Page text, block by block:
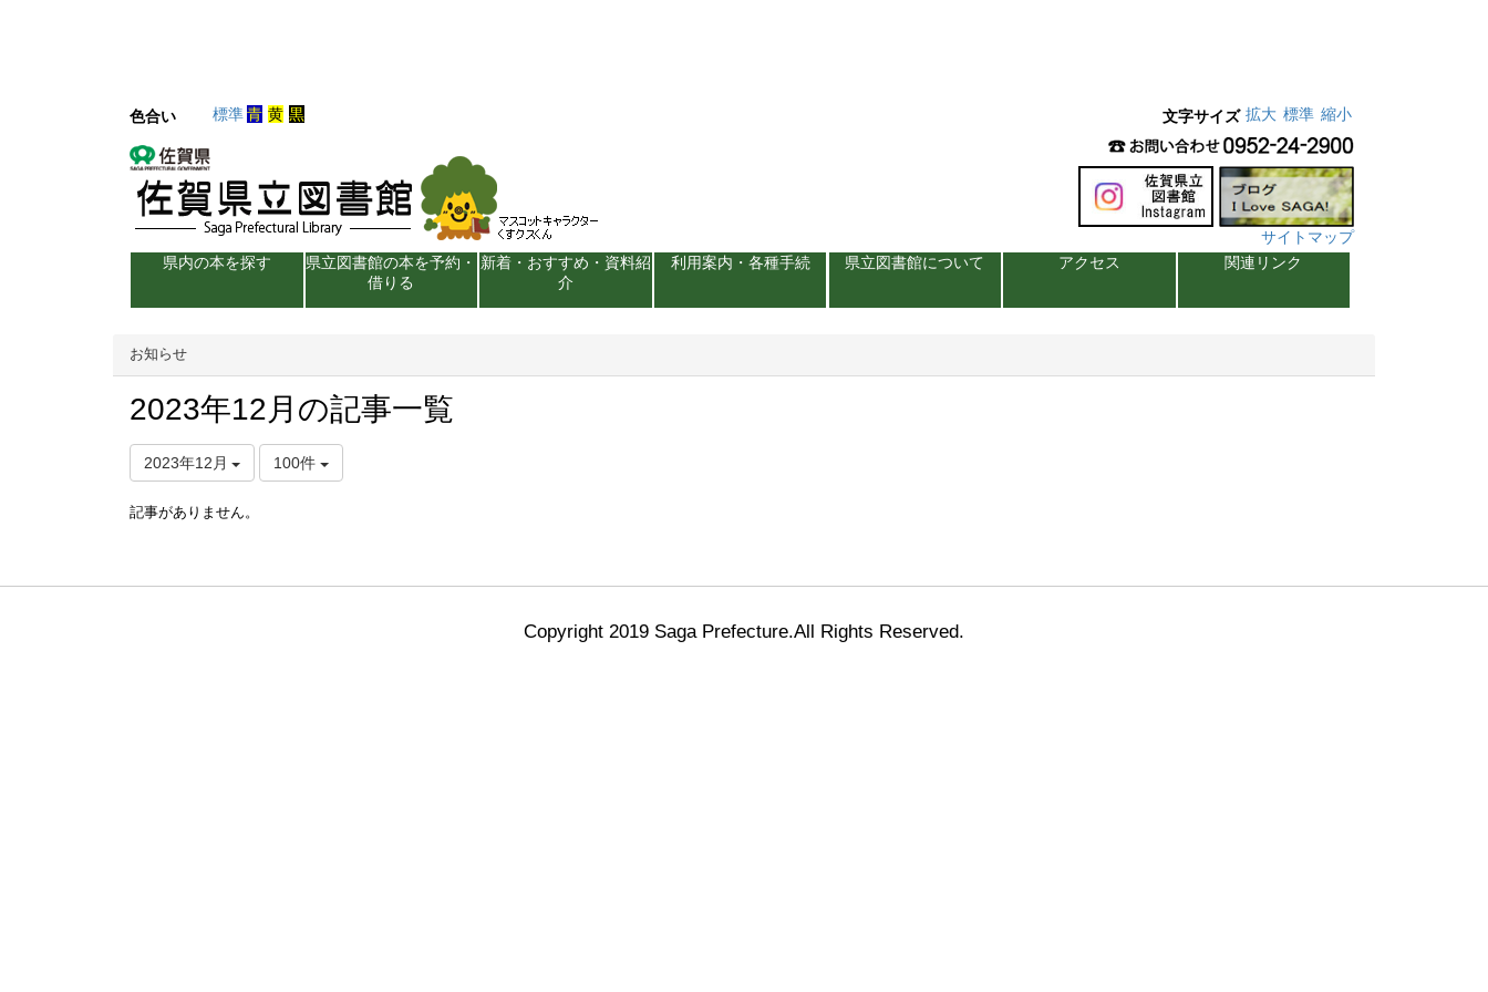
色合い 標準青 黄 黒 文字サイズ 拡大 標準 縮小
サイトマップ
県内の本を探す
県立図書館の本を予約・
借りる
新着・おすすめ・資料紹
介
利用案内・各種手続 県立図書館について アクセス 関連リンク
お知らせ
2023年12月の記事一覧
2023年12月 100件
記事がありません。
Copyright 2019 Saga Prefecture.All Rights Reserved.